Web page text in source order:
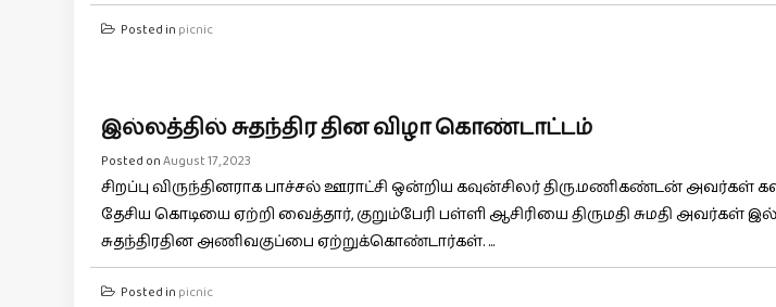
Posted in picnic
இல்லத்தில் சுதந்திர தின விழா கொண்டாட்டம்
Posted onAugust 17, 2023
சிறப்பு விருந்தினராக பாச்சல் ஊராட்சி ஒன்றிய கவுன்சிலர் திரு.மணிகண்டன் அவர்கள்
தேசிய கொடியை ஏற்றி வைத்தார், குறும்பேரி பள்ளி ஆசிரியை திருமதி சுமதி
சுதந்திரதின அணிவகுப்பை ஏற்றுக்கொண்டார்கள். ...
Posted in picnic